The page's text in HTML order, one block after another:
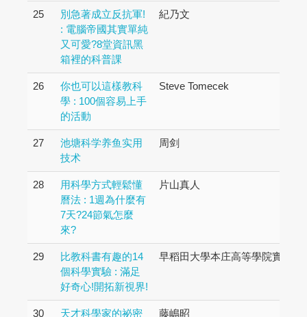
25
別急著成立反抗軍!
: 電腦帝國其實單純
又可愛?8堂資訊黑
箱裡的科普課
紀乃文
26
你也可以這樣教科
學 : 100個容易上手
的活動
Steve Tomecek
27
池塘科学养鱼实用
技术
周剑
28
用科學方式輕鬆懂
曆法 : 1週為什麼有
7天?24節氣怎麼
來?
片山真人
29
比教科書有趣的14
個科學實驗 : 滿足
好奇心!開拓新視界!
早稻田大學本庄高等學院實驗開
30 天才科學家的祕密 藤嶋昭